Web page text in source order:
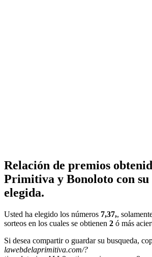
Relación de premios
Primitiva y Bonoloto con su
elegida.
Usted ha elegido los números 7,37,,
sorteos en los cuales se obtienen 2 ó más
Si desea compartir o guardar su busqueda,
lawebdelaprimitiva.com/?